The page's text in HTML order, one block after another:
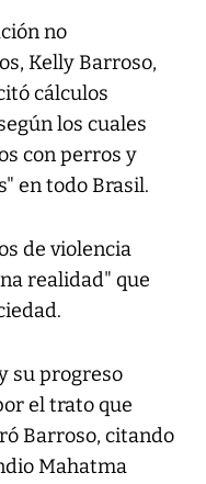
no
Kelly Barroso,
cálculos
los cuales
con perros y
en todo Brasil.
de violencia
realidad" que
su progreso
el trato que
Barroso, citando
Mahatma